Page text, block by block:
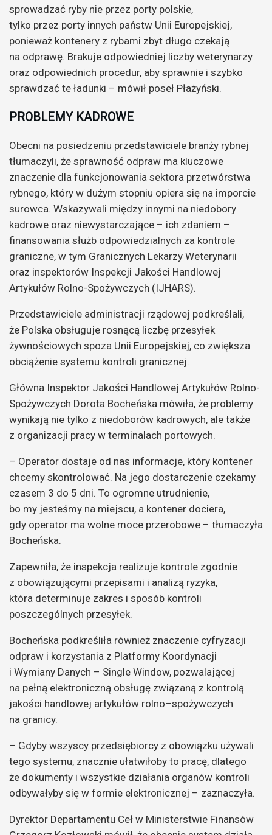
sprowadzać ryby nie przez porty polskie,
tylko przez porty innych państw Unii Europejskiej,
ponieważ kontenery z rybami zbyt długo czekają
na odprawę. Brakuje odpowiedniej liczby weterynarzy
oraz odpowiednich procedur, aby sprawnie i szybko
sprawdzać te ładunki – mówił poseł Płażyński.
PROBLEMY KADROWE
Obecni na posiedzeniu przedstawiciele branży rybnej
tłumaczyli, że sprawność odpraw ma kluczowe
znaczenie dla funkcjonowania sektora przetwórstwa
rybnego, który w dużym stopniu opiera się na imporcie
surowca. Wskazywali między innymi na niedobory
kadrowe oraz niewystarczające – ich zdaniem –
finansowania służb odpowiedzialnych za kontrole
graniczne, w tym Granicznych Lekarzy Weterynarii
oraz inspektorów Inspekcji Jakości Handlowej
Artykułów Rolno-Spożywczych (IJHARS).
Przedstawiciele administracji rządowej podkreślali,
że Polska obsługuje rosnącą liczbę przesyłek
żywnościowych spoza Unii Europejskiej, co zwiększa
obciążenie systemu kontroli granicznej.
Główna Inspektor Jakości Handlowej Artykułów Rolno-
Spożywczych Dorota Bocheńska mówiła, że problemy
wynikają nie tylko z niedoborów kadrowych, ale także
z organizacji pracy w terminalach portowych.
– Operator dostaje od nas informacje, który kontener
chcemy skontrolować. Na jego dostarczenie czekamy
czasem 3 do 5 dni. To ogromne utrudnienie,
bo my jesteśmy na miejscu, a kontener dociera,
gdy operator ma wolne moce przerobowe – tłumaczyła
Bocheńska.
Zapewniła, że inspekcja realizuje kontrole zgodnie
z obowiązującymi przepisami i analizą ryzyka,
która determinuje zakres i sposób kontroli
poszczególnych przesyłek.
Bocheńska podkreśliła również znaczenie cyfryzacji
odpraw i korzystania z Platformy Koordynacji
i Wymiany Danych – Single Window, pozwalającej
na pełną elektroniczną obsługę związaną z kontrolą
jakości handlowej artykułów rolno–spożywczych
na granicy.
– Gdyby wszyscy przedsiębiorcy z obowiązku używali
tego systemu, znacznie ułatwiłoby to pracę, dlatego
że dokumenty i wszystkie działania organów kontroli
odbywałyby się w formie elektronicznej – zaznaczyła.
Dyrektor Departamentu Ceł w Ministerstwie Finansów